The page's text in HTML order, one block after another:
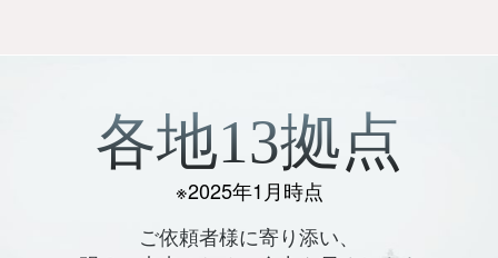
各地13拠点
※2025年1月時点
ご依頼者様に寄り添い、